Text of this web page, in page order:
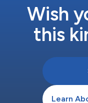
Wish
this
Learn